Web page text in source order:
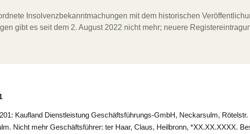
Insolvenzbekanntmachungen mit dem historischen
gibt es seit dem 2. August 2022 nicht mehr; neuere
Kaufland Dienstleistung Geschäftsführungs-GmbH, Neckarsulm, Rötelstr.
Nicht mehr Geschäftsführer: ter Haar, Claus, Heilbronn, *XX.XX.XXXX.